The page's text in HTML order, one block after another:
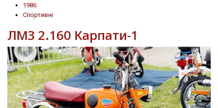
1986
Спортивні
ЛМЗ 2.160 Карпати-1